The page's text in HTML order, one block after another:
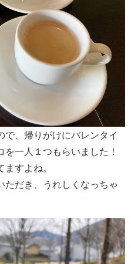
で、帰りがけにバレンタイ
一人１つもらいました！
すよね。
ただき、うれしくなっちゃ